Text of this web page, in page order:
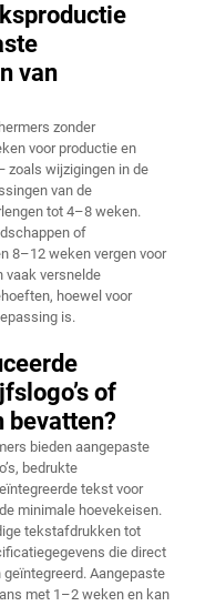
van
zonder
voor productie en
zoals wijzigingen in de
van de
tot 4–8 weken.
of
8–12 weken vergen voor
vaak versnelde
hoewel voor
is.
of
bieden aangepaste
bedrukte
tekst voor
minimale hoevekeisen.
tekstafdrukken tot
die direct
Aangepaste
met 1–2 weken en kan